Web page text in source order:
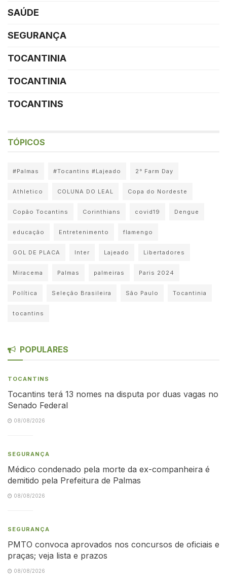
SAÚDE
SEGURANÇA
TOCANTINIA
TOCANTINIA
TOCANTINS
TÓPICOS
#Palmas #Tocantins #Lajeado 2° Farm Day
Athletico COLUNA DO LEAL Copa do Nordeste
Copão Tocantins Corinthians covid19 Dengue
educação Entretenimento flamengo
GOL DE PLACA Inter Lajeado Libertadores
Miracema Palmas palmeiras Paris 2024
Política Seleção Brasileira São Paulo Tocantinia
tocantins
POPULARES
TOCANTINS
Tocantins terá 13 nomes na disputa por duas vagas no
Senado Federal
08/08/2026
SEGURANÇA
Médico condenado pela morte da ex-companheira é
demitido pela Prefeitura de Palmas
08/08/2026
SEGURANÇA
PMTO convoca aprovados nos concursos de oficiais e
praças; veja lista e prazos
08/08/2026